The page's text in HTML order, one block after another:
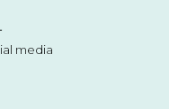
media